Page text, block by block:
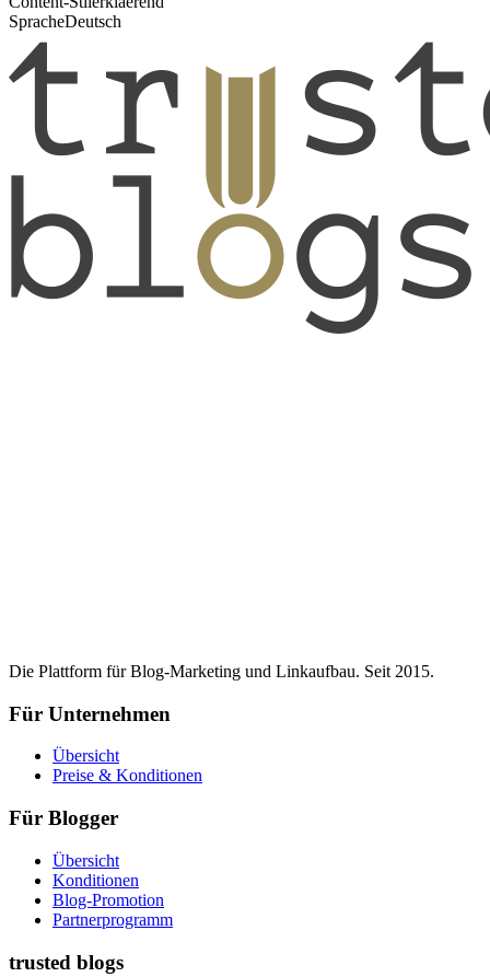
SpracheDeutsch
Die Plattform für Blog-Marketing und Linkaufbau. Seit 2015.
Für Unternehmen
Übersicht
Preise & Konditionen
Für Blogger
Übersicht
Konditionen
Blog-Promotion
Partnerprogramm
trusted blogs